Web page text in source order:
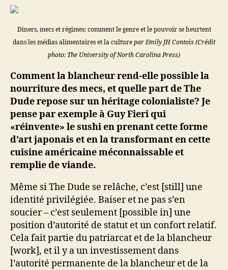
Diners, mecs et régimes: comment le genre et le pouvoir se heurtent
dans les médias alimentaires et la culture par Emily JH Contois (Crédit
photo: The University of North Carolina Press)
Comment la blancheur rend-elle possible la
nourriture des mecs, et quelle part de The
Dude repose sur un héritage colonialiste? Je
pense par exemple à Guy Fieri qui
«réinvente» le sushi en prenant cette forme
d’art japonais et en la transformant en cette
cuisine américaine méconnaissable et
remplie de viande.
Même si The Dude se relâche, c’est [still] une
identité privilégiée. Baiser et ne pas s’en
soucier – c’est seulement [possible in] une
position d’autorité de statut et un confort relatif.
Cela fait partie du patriarcat et de la blancheur
[work], et il y a un investissement dans
l’autorité permanente de la blancheur et de la